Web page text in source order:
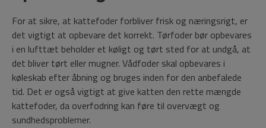
For at sikre, at kattefoder forbliver frisk og næringsrigt, er
det vigtigt at opbevare det korrekt. Tørfoder bør opbevares
i en lufttæt beholder et køligt og tørt sted for at undgå, at
det bliver tørt eller mugner. Vådfoder skal opbevares i
køleskab efter åbning og bruges inden for den anbefalede
tid. Det er også vigtigt at give katten den rette mængde
kattefoder, da overfodring kan føre til overvægt og
sundhedsproblemer.